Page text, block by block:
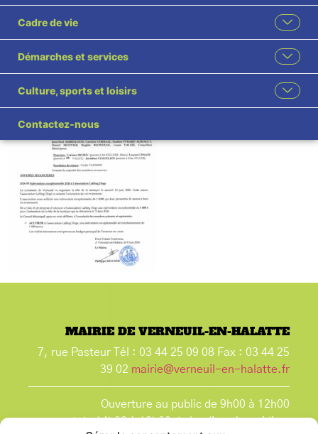
Cadre de vie
Démarches et services
Culture, sports et loisirs
Contactez-nous
Laffing Dogs visé
MAIRIE DE VERNEUIL-EN-HALATTE
7, rue Pasteur Tél : 03 44 25 09 08 Fax : 03 44 25
39 02 mairie@verneuil-en-halatte.fr
Ouverture au public de 9h00 à 12h00
et de 14h00 à 18h00 du lundi après-midi au